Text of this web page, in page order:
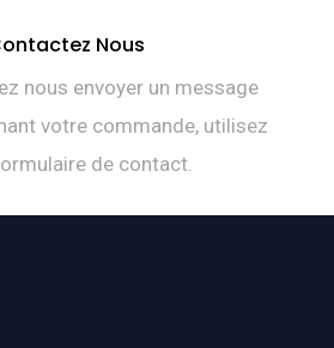
Nous
nous envoyer un message
votre commande, utilisez
de contact.